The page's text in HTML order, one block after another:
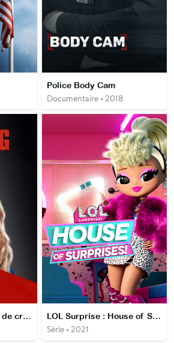
Police Body Cam
Documentaire • 2018
Hunting : Chasseurs de criminels LOL Surprise : House of Surprises
Série • 2021